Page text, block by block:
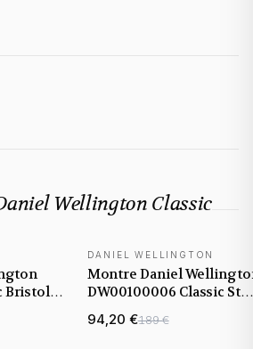
Wellington Classic
Bristol
et
DANIEL WELLINGTON
Montre Daniel
DW00100006 Classic St
Mawes avec Bracelet en
Marron
94,20 €189 €